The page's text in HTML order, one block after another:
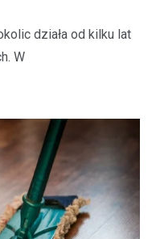
działa od kilku lat
W